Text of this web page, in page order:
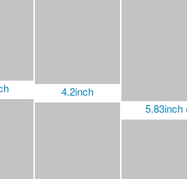
5.83inch